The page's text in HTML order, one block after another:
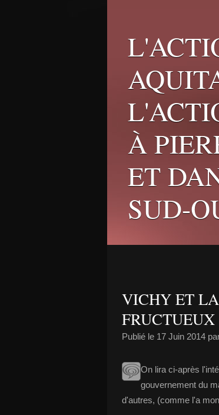
À
ET
SUD-
VICHY ET
FRUCTUEUX
Publié le 17 Juin 2014
On lira ci-après
gouvernement du
d'autres, (comme l'a